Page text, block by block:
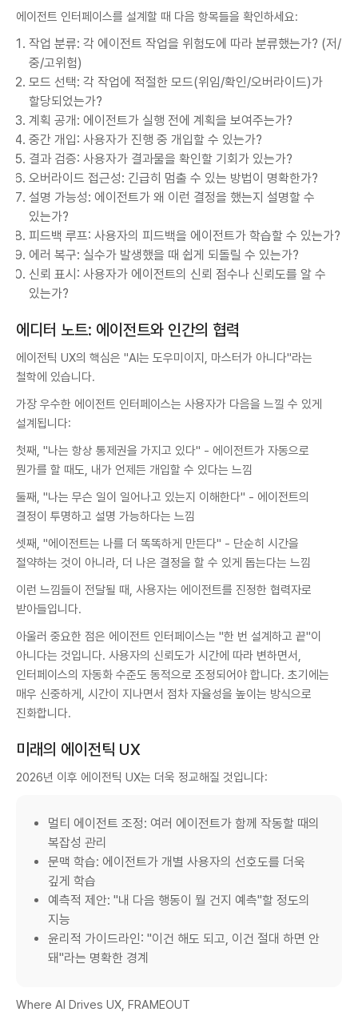
에이전트 인터페이스를 설계할 때 다음 항목들을 확인하세요:
작업 분류: 각 에이전트 작업을 위험도에 따라 분류했는가? (저/
중/고위험)
모드 선택: 각 작업에 적절한 모드(위임/확인/오버라이드)가
할당되었는가?
계획 공개: 에이전트가 실행 전에 계획을 보여주는가?
중간 개입: 사용자가 진행 중 개입할 수 있는가?
결과 검증: 사용자가 결과물을 확인할 기회가 있는가?
오버라이드 접근성: 긴급히 멈출 수 있는 방법이 명확한가?
설명 가능성: 에이전트가 왜 이런 결정을 했는지 설명할 수
있는가?
피드백 루프: 사용자의 피드백을 에이전트가 학습할 수 있는가?
에러 복구: 실수가 발생했을 때 쉽게 되돌릴 수 있는가?
신뢰 표시: 사용자가 에이전트의 신뢰 점수나 신뢰도를 알 수
있는가?
에디터 노트: 에이전트와 인간의 협력
에이전틱 UX의 핵심은 "AI는 도우미이지, 마스터가 아니다"라는
철학에 있습니다.
가장 우수한 에이전트 인터페이스는 사용자가 다음을 느낄 수 있게
설계됩니다:
첫째, "나는 항상 통제권을 가지고 있다" - 에이전트가 자동으로
뭔가를 할 때도, 내가 언제든 개입할 수 있다는 느낌
둘째, "나는 무슨 일이 일어나고 있는지 이해한다" - 에이전트의
결정이 투명하고 설명 가능하다는 느낌
셋째, "에이전트는 나를 더 똑똑하게 만든다" - 단순히 시간을
절약하는 것이 아니라, 더 나은 결정을 할 수 있게 돕는다는 느낌
이런 느낌들이 전달될 때, 사용자는 에이전트를 진정한 협력자로
받아들입니다.
아울러 중요한 점은 에이전트 인터페이스는 "한 번 설계하고 끝"이
아니다는 것입니다. 사용자의 신뢰도가 시간에 따라 변하면서,
인터페이스의 자동화 수준도 동적으로 조정되어야 합니다. 초기에는
매우 신중하게, 시간이 지나면서 점차 자율성을 높이는 방식으로
진화합니다.
미래의 에이전틱 UX
2026년 이후 에이전틱 UX는 더욱 정교해질 것입니다:
멀티 에이전트 조정: 여러 에이전트가 함께 작동할 때의
복잡성 관리
문맥 학습: 에이전트가 개별 사용자의 선호도를 더욱
깊게 학습
예측적 제안: "내 다음 행동이 뭘 건지 예측"할 정도의
지능
윤리적 가이드라인: "이건 해도 되고, 이건 절대 하면 안
돼"라는 명확한 경계
Where AI Drives UX, FRAMEOUT